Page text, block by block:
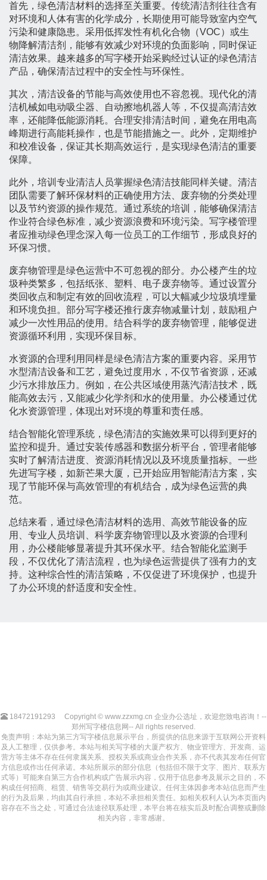
首先，绿色清洁材料的选择至关重要。传统清洁剂往往含有
对环境和人体有害的化学成分，长期使用可能导致室内空气
污染和健康隐患。采用低挥发性有机化合物（VOC）或生
物降解清洁剂，能够有效减少对环境的负面影响，同时保证
清洁效果。越来越多的写字楼开始采购经过认证的绿色清洁
产品，确保清洁过程中的安全性与环保性。
其次，清洁设备的节能与高效使用也不容忽视。现代化的清
洁机械如电动吸尘器、自动擦地机器人等，不仅提高清洁效
率，还能降低能源消耗。合理安排清洁时间，避免在用电高
峰期进行高能耗操作，也是节能措施之一。此外，定期维护
和校准设备，保证其长期高效运行，是实现绿色清洁的重要
保障。
此外，培训专业清洁人员掌握绿色清洁技能同样关键。清洁
团队需要了解环保材料的正确使用方法、废弃物的分类处理
以及节约资源的操作规范。通过系统的培训，能够确保清洁
作业符合绿色标准，减少资源浪费和环境污染。写字楼管理
者应推动绿色理念深入每一位员工的工作细节，形成良好的
环保习惯。
废弃物管理是绿色运营中不可忽视的部分。办公楼产生的垃
圾种类繁多，包括纸张、塑料、电子废弃物等。通过设置分
类回收点和制定有效的回收流程，可以大幅减少垃圾填埋量
和环境负担。部分写字楼还推行废弃物减量计划，鼓励租户
减少一次性用品的使用。结合科学的废弃物管理，能够促进
资源循环利用，实现环保目标。
水资源的合理利用同样是绿色清洁方案的重要内容。采用节
水型清洁设备和工艺，避免过度用水，不仅节省资源，还减
少污水排放压力。例如，在公共区域使用蒸汽清洁技术，既
能高效去污，又能减少化学剂和水的使用量。办公楼通过优
化水资源管理，体现出对环境的尊重和责任感。
结合智能化管理系统，绿色清洁的实施效果可以得到更好的
监控和提升。通过安装传感器和数据分析平台，管理者能够
实时了解清洁进度、资源消耗情况以及环境质量指标。一些
先进写字楼，如新芒果大厦，已开始应用智能清洁方案，实
现了节能环保与高效管理的有机结合，成为绿色运营的典
范。
总结来看，通过绿色清洁材料的选用、高效节能设备的应
用、专业人员培训、科学废弃物管理以及水资源的合理利
用，办公楼能够显著提升其环保水平。结合智能化监测手
段，不仅优化了清洁流程，也为绿色运营提供了强有力的支
持。这种综合性的清洁策略，不仅促进了环境保护，也提升
了办公环境的舒适度和安全性。
18472191293
Copyright © www.zzxmg.cn 企业办公选址，欢迎您致电咨询！--
郑州写字楼信息网-- All rights reserved.
免责声明：本站为第三方写字楼信息展示平台，所提供的信息来源于互联网公开资料
及人工整理，仅供参考。本站与相关写字楼的大厦产权方、物业管理方、开发商、运
营方等主体不存在任何隶属关系、授权关系或商业合作关系，亦不代表其发布任何官
方信息或作出任何承诺。本站所展示的部分信息（包括但不限于文字、图片、联系方
式等）可能来自第三方合作机构或广告展示内容，仅用于信息参考及展示之目的，不
构成任何招商、租赁、销售等交易行为或商业建议。任何主体因参考本站信息而产生
的行为及后果，均由其自行承担，本站不承担相关责任。如相关权利人认为本页面内
容存在不当之处，可通过合法途径联系处理，本平台将在核实后及时配合调整或删除
相关内容，非常感谢。